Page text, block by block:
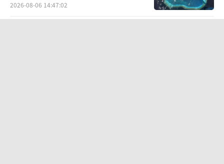
2026-08-06 14:47:02